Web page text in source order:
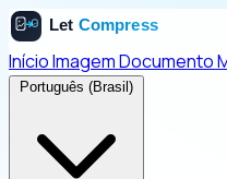
InícioImagemDocumento
Português (Brasil)